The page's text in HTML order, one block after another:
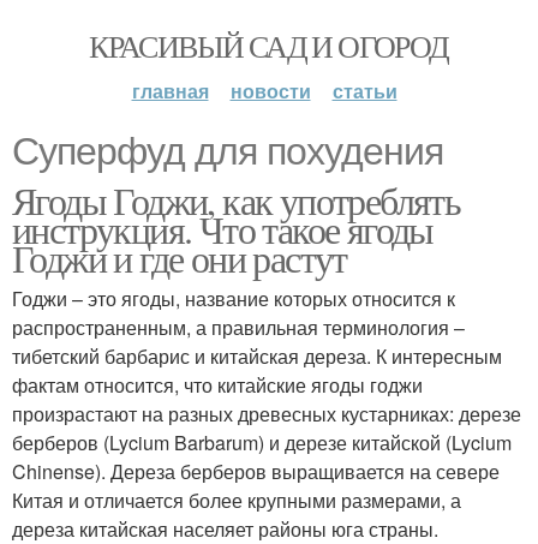
КРАСИВЫЙ САД И ОГОРОД
главная новости статьи
Суперфуд для похудения
Ягоды Годжи, как употреблять
инструкция. Что такое ягоды
Годжи и где они растут
Годжи – это ягоды, название которых относится к
распространенным, а правильная терминология –
тибетский барбарис и китайская дереза. К интересным
фактам относится, что китайские ягоды годжи
произрастают на разных древесных кустарниках: дерезе
берберов (Lycium Barbarum) и дерезе китайской (Lycium
Chinense). Дереза берберов выращивается на севере
Китая и отличается более крупными размерами, а
дереза китайская населяет районы юга страны.